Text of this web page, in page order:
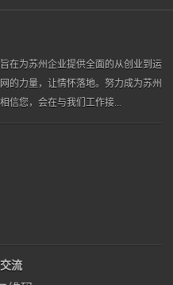
在为苏州企业提供全面的从创业到运
的力量，让情怀落地。努力成为苏州
信您，会在与我们工作接...
流